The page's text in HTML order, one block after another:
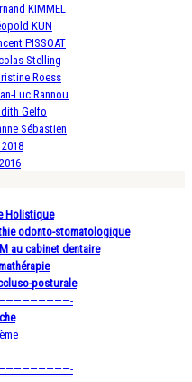
KIMMEL
KUN
PISSOAT
Stelling
Roess
Luc Rannou
Gelfo
Sébastien
Holistique
odonto-stomatologique
au cabinet dentaire
posturale